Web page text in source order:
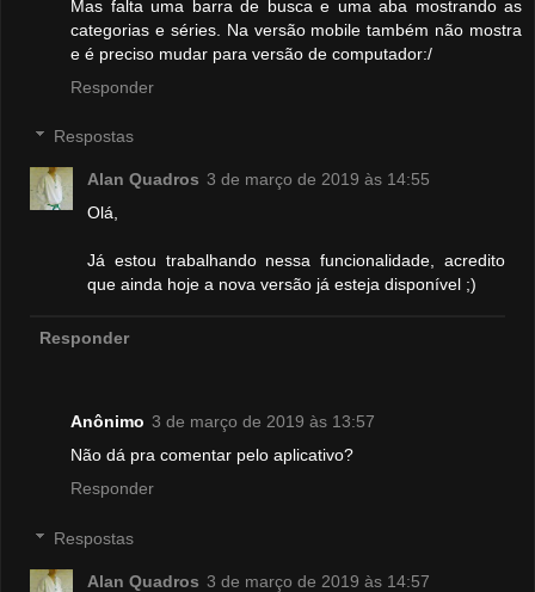
Mas falta uma barra de busca e uma aba mostrando as
categorias e séries. Na versão mobile também não mostra
e é preciso mudar para versão de computador:/
Responder
Respostas
Alan Quadros 3 de março de 2019 às 14:55
Olá,
Já estou trabalhando nessa funcionalidade, acredito
que ainda hoje a nova versão já esteja disponível ;)
Responder
Anônimo 3 de março de 2019 às 13:57
Não dá pra comentar pelo aplicativo?
Responder
Respostas
Alan Quadros 3 de março de 2019 às 14:57